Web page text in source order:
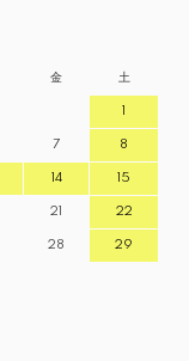
金 土
1
7 8
14 15
21 22
28 29